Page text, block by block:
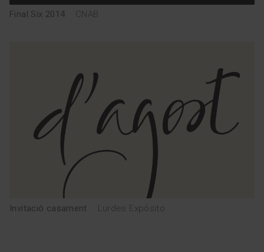
Final Six 2014 CNAB
Invitació casament Lurdes Expósito